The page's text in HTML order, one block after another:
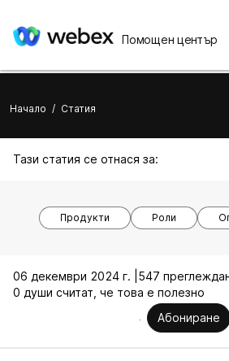
Помощен център
Начало / Статия
Тази статия се отнася за:
Продукти Роли
06 декември 2024 г. | 547
0 души считат, че това е полезно
Абониране